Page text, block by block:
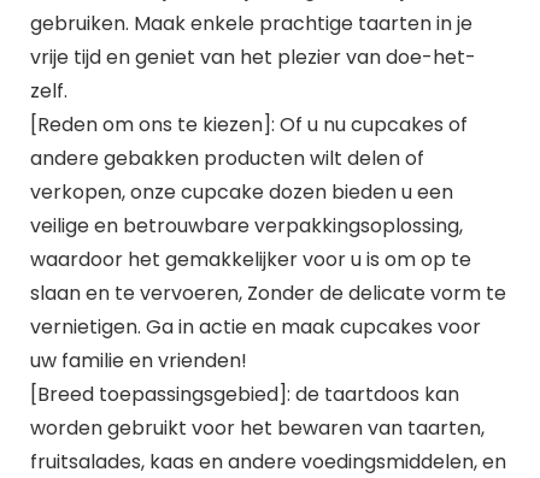
gebruiken. Maak enkele prachtige taarten in je
vrije tijd en geniet van het plezier van doe-het-
zelf.
[Reden om ons te kiezen]: Of u nu cupcakes of
andere gebakken producten wilt delen of
verkopen, onze cupcake dozen bieden u een
veilige en betrouwbare verpakkingsoplossing,
waardoor het gemakkelijker voor u is om op te
slaan en te vervoeren, Zonder de delicate vorm te
vernietigen. Ga in actie en maak cupcakes voor
uw familie en vrienden!
[Breed toepassingsgebied]: de taartdoos kan
worden gebruikt voor het bewaren van taarten,
fruitsalades, kaas en andere voedingsmiddelen, en